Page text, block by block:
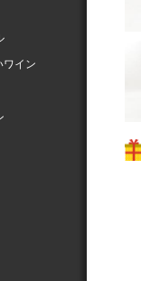
ワイン